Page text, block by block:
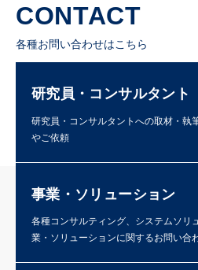
CONTACT
各種お問い合わせはこちら
研究員・コンサルタント
研究員・コンサルタントへの取材・執
やご依頼
事業・ソリューション
各種コンサルティング、システムソリ
業・ソリューションに関するお問い合